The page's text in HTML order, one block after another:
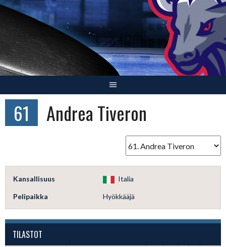
Skip
content
61 Andrea Tiveron
Kansallisuus Italia
Pelipaikka Hyökkääjä
TILASTOT